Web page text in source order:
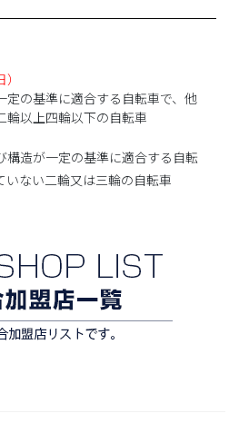
定の基準に適合する自転車で、他
輪以上四輪以下の自転車
造が一定の基準に適合する自転
ない二輪又は三輪の自転車